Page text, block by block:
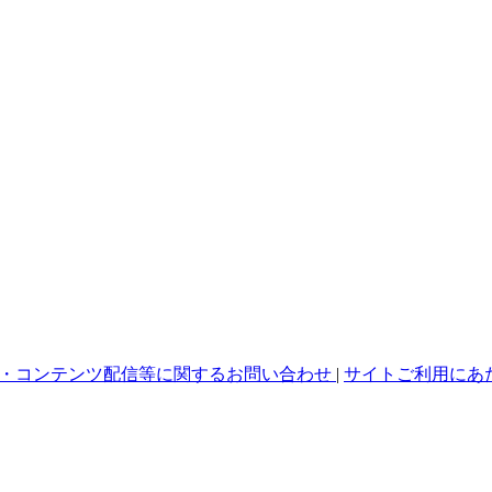
コンテンツ配信等に関するお問い合わせ | サイトご利用にあ